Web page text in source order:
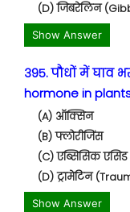
(D) जिबरेलिन
Show Answer
395. पौधों में घाव
hormone in
(A) ऑक्सिन
(B) फ्लोरीजिंस
(C) एब्सिसिक एसिड
(D) ट्रामेटिन
Show Answer